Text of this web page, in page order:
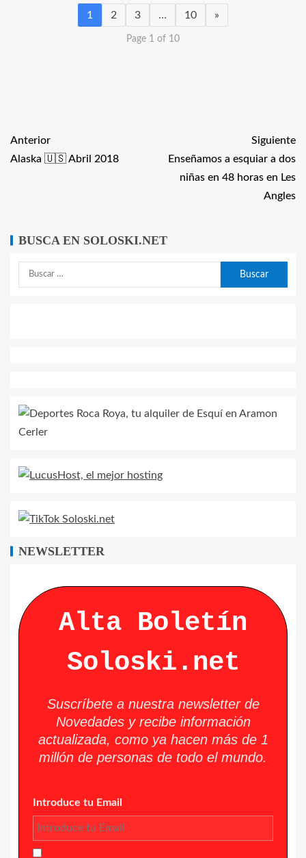
1 2 3 … 10 »
Page 1 of 10
Anterior
Alaska 🇺🇸 Abril 2018
Siguiente
Enseñamos a esquiar a dos
niñas en 48 horas en Les
Angles
BUSCA EN SOLOSKI.NET
NEWSLETTER
Alta Boletín
Soloski.net
Suscríbete a nuestra newsletter de
Novedades y recibe información
actualizada, como ya hacen más de 1
millón de personas de todo el mundo.
Introduce tu Email